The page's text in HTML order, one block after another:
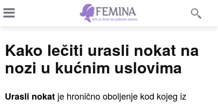
Kako lečiti urasli nokat na
nozi u kućnim uslovima
Urasli nokat je hronično oboljenje kod kojeg iz